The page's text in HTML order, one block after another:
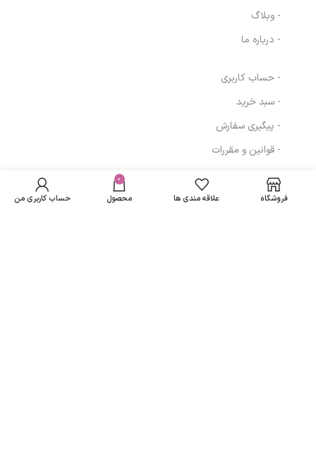
- وبلاگ
- درباره ما
- حساب کاربری
- سبد خرید
- پیگیری سفارش
- قوانین و مقررات
مسیرهای ارتباطی
مناسب موهای رنگ
شده و بلوند حجم
تومان
باشد فروشگاه علاقه مندی ها
0
محصول حساب کاربری من